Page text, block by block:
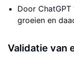
Door
groeien en
Validatie van